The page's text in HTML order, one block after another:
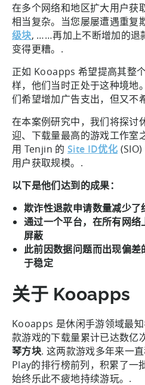
在多个网络和地区扩大用户获
相当复杂。当您屡屡遭遇重复
级块, ……再加上不断增加的退
变得更糟。.
正如 Kooapps 希望提高其整
样，他们当时正处于这种境地
们希望增加广告支出，但又不
在本案例研究中，我们将探讨
迎、下载量最高的游戏工作室
用 Tenjin 的 Site ID优化
用户获取规模。.
以下是他们达到的成果：
欺诈性退款申请数量减少了
通过一个平台，在所有网
屏蔽
此前因数据问题而出现偏
于稳定
关于 Kooapps
Kooapps 是休闲手游领域最
款游戏的下载量累计已达数亿
琴方块. 这两款游戏多年来一
Play的排行榜前列，积累了一
始终乐此不疲地持续游玩。.